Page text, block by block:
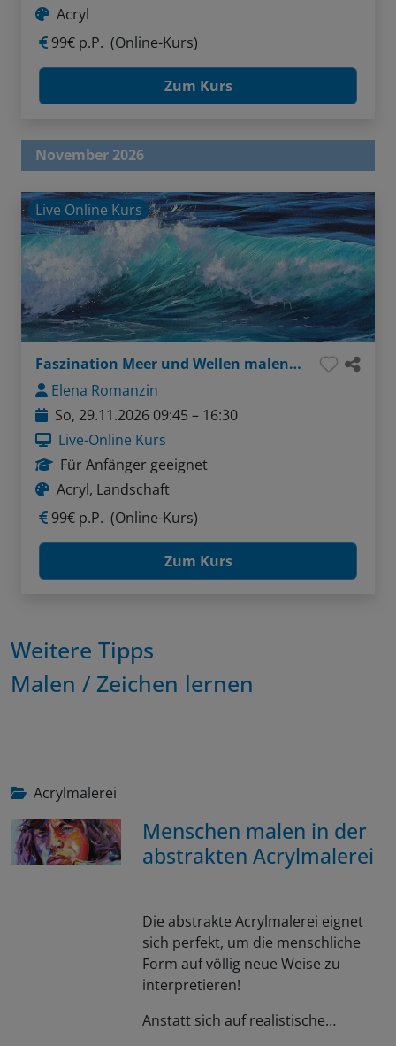
Acryl
99€ p.P. (Online-Kurs)
Zum Kurs
November 2026
Live Online Kurs
Faszination Meer und Wellen malen in Acryl
Elena Romanzin
So, 29.11.2026 09:45 – 16:30
Live-Online Kurs
Für Anfänger geeignet
Acryl, Landschaft
99€ p.P. (Online-Kurs)
Zum Kurs
Weitere Tipps
Malen / Zeichen lernen
Acrylmalerei
Menschen malen in der
abstrakten Acrylmalerei
Die abstrakte Acrylmalerei eignet
sich perfekt, um die menschliche
Form auf völlig neue Weise zu
interpretieren!
Anstatt sich auf realistische…